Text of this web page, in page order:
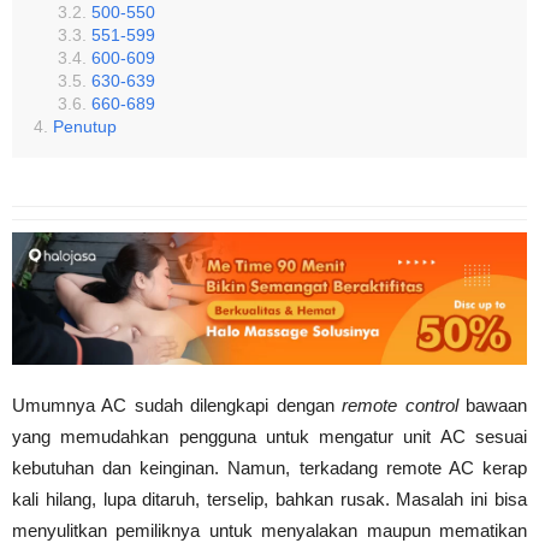
500-550
551-599
600-609
630-639
660-689
Penutup
Umumnya AC sudah dilengkapi denganremote control bawaan
yang memudahkan pengguna untuk mengatur unit AC sesuai
kebutuhan dan keinginan. Namun, terkadang remote AC kerap
kali hilang, lupa ditaruh, terselip, bahkan rusak. Masalah ini bisa
menyulitkan pemiliknya untuk menyalakan maupun mematikan